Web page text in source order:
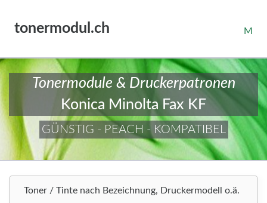
tonermodul.ch M
Tonermodule & Druckerpatronen
Konica Minolta Fax KF
GÜNSTIG - PEACH - KOMPATIBEL
Toner / Tinte nach Bezeichnung, Druckermodell o.ä.